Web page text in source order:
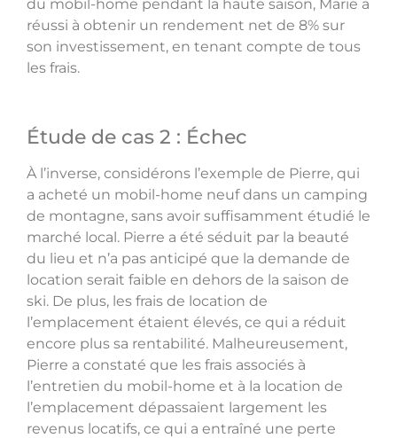
du mobil-home pendant la haute saison, Marie a
réussi à obtenir un rendement net de 8% sur
son investissement, en tenant compte de tous
les frais.
Étude de cas 2 : Échec
À l’inverse, considérons l’exemple de Pierre, qui
a acheté un mobil-home neuf dans un camping
de montagne, sans avoir suffisamment étudié le
marché local. Pierre a été séduit par la beauté
du lieu et n’a pas anticipé que la demande de
location serait faible en dehors de la saison de
ski. De plus, les frais de location de
l’emplacement étaient élevés, ce qui a réduit
encore plus sa rentabilité. Malheureusement,
Pierre a constaté que les frais associés à
l’entretien du mobil-home et à la location de
l’emplacement dépassaient largement les
revenus locatifs, ce qui a entraîné une perte